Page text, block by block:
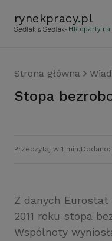
rynekpracy.pl
- HR oparty
Strona główna
Stopa
Przeczytaj w 1 min. Dodano:
Z danych Eurostat
2011 roku stopa
Wspólnoty